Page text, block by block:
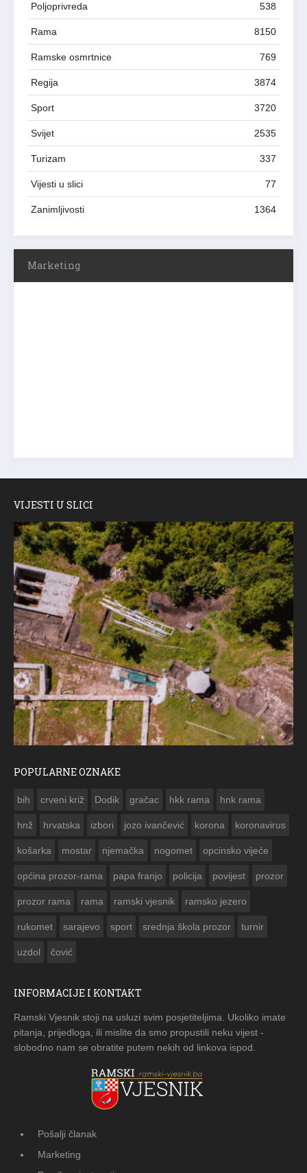
Poljoprivreda 538
Rama 8150
Ramske osmrtnice 769
Regija 3874
Sport 3720
Svijet 2535
Turizam 337
Vijesti u slici 77
Zanimljivosti 1364
Marketing
VIJESTI U SLICI
POPULARNE OZNAKE
bih crveni križ Dodik gračac hkk rama hnk rama
hnž hrvatska izbori jozo ivančević korona koronavirus
košarka mostar njemačka nogomet opcinsko vijeće
općina prozor-rama papa franjo policija povijest prozor
prozor rama rama ramski vjesnik ramsko jezero
rukomet sarajevo sport srednja škola prozor turnir
uzdol čović
INFORMACIJE I KONTAKT
Ramski Vjesnik stoji na usluzi svim posjetiteljima. Ukoliko imate
pitanja, prijedloga, ili mislite da smo propustili neku vijest -
slobodno nam se obratite putem nekih od linkova ispod.
Pošalji članak
Marketing